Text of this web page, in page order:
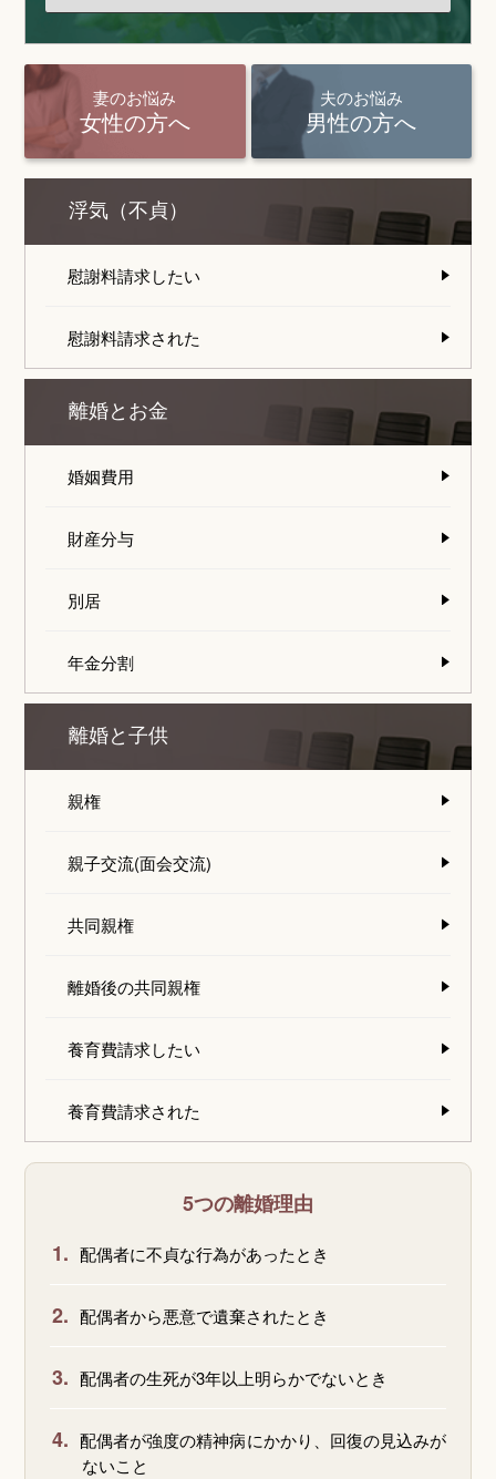
妻のお悩み
女性の方へ
夫のお悩み
男性の方へ
浮気（不貞）
慰謝料請求したい
慰謝料請求された
離婚とお金
婚姻費用
財産分与
別居
年金分割
離婚と子供
親権
親子交流(面会交流)
共同親権
離婚後の共同親権
養育費請求したい
養育費請求された
5つの離婚理由
1. 配偶者に不貞な行為があったとき
2. 配偶者から悪意で遺棄されたとき
3. 配偶者の生死が3年以上明らかでないとき
4. 配偶者が強度の精神病にかかり、回復の見込みが
ないこと